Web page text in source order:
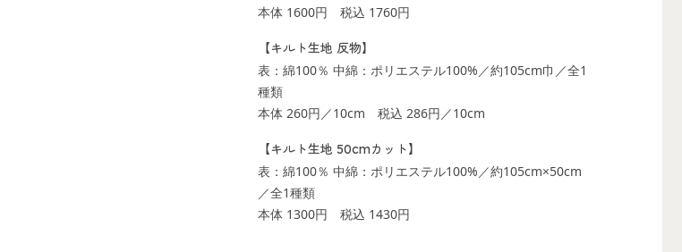
本体 1600円 税込 1760円
【キルト生地 反物】
表：綿100％ 中綿：ポリエステル100%／約105cm巾／全1
種類
本体 260円／10cm 税込 286円／10cm
【キルト生地 50cmカット】
表：綿100％ 中綿：ポリエステル100%／約105cm×50cm
／全1種類
本体 1300円 税込 1430円